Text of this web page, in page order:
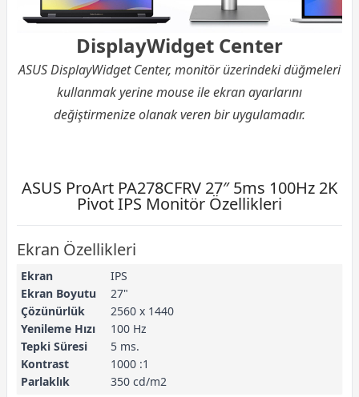
DisplayWidget Center
ASUS DisplayWidget Center, monitör üzerindeki düğmeleri
kullanmak yerine mouse ile ekran ayarlarını
değiştirmenize olanak veren bir uygulamadır.
ASUS ProArt PA278CFRV 27″ 5ms 100Hz 2K
Pivot IPS Monitör Özellikleri
Ekran Özellikleri
Ekran
IPS
Ekran Boyutu
27"
Çözünürlük
2560 x 1440
Yenileme Hızı
100 Hz
Tepki Süresi
5 ms.
Kontrast
1000 :1
Parlaklık
350 cd/m2